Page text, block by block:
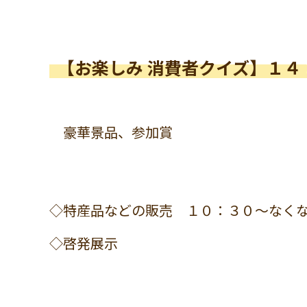
【お楽しみ 消費者クイズ】１４
豪華景品、参加賞
◇特産品などの販売 １０：３０～なく
◇啓発展示